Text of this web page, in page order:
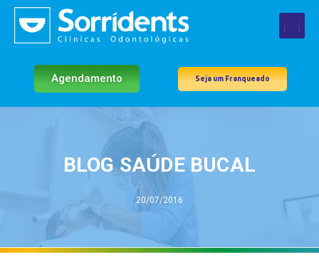
Agendamento Seja um Franqueado
BLOG SAÚDE BUCAL
20/07/2016